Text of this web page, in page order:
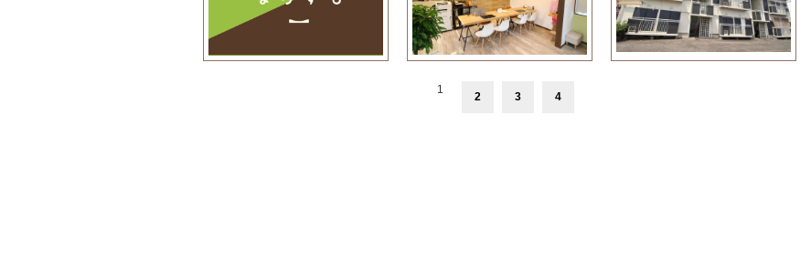
1
2 3 4